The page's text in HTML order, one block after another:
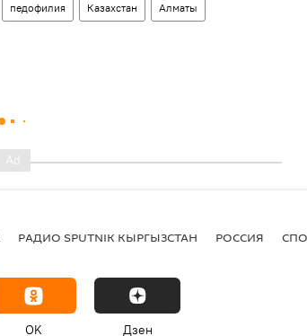
педофилия Казахстан Алматы
РАДИО SPUTNIK КЫРГЫЗСТАН РОССИЯ
OK Дзен